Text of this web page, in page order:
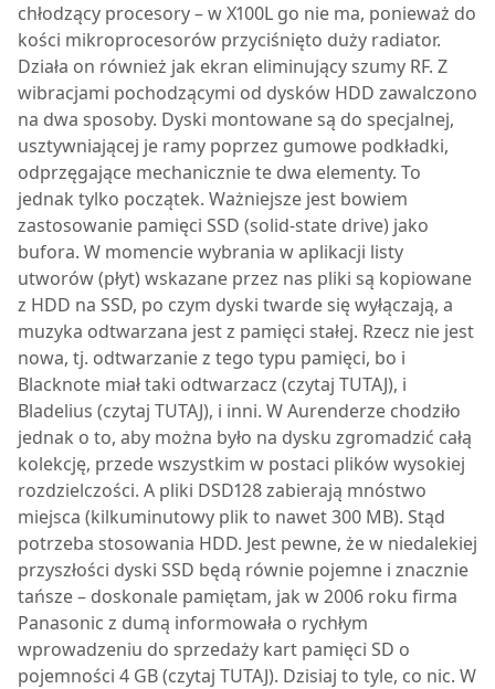
chłodzący procesory – w X100L go nie ma, ponieważ do
kości mikroprocesorów przyciśnięto duży radiator.
Działa on również jak ekran eliminujący szumy RF. Z
wibracjami pochodzącymi od dysków HDD zawalczono
na dwa sposoby. Dyski montowane są do specjalnej,
usztywniającej je ramy poprzez gumowe podkładki,
odprzęgające mechanicznie te dwa elementy. To
jednak tylko początek. Ważniejsze jest bowiem
zastosowanie pamięci SSD (solid-state drive) jako
bufora. W momencie wybrania w aplikacji listy
utworów (płyt) wskazane przez nas pliki są kopiowane
z HDD na SSD, po czym dyski twarde się wyłączają, a
muzyka odtwarzana jest z pamięci stałej. Rzecz nie jest
nowa, tj. odtwarzanie z tego typu pamięci, bo i
Blacknote miał taki odtwarzacz (czytaj TUTAJ), i
Bladelius (czytaj TUTAJ), i inni. W Aurenderze chodziło
jednak o to, aby można było na dysku zgromadzić całą
kolekcję, przede wszystkim w postaci plików wysokiej
rozdzielczości. A pliki DSD128 zabierają mnóstwo
miejsca (kilkuminutowy plik to nawet 300 MB). Stąd
potrzeba stosowania HDD. Jest pewne, że w niedalekiej
przyszłości dyski SSD będą równie pojemne i znacznie
tańsze – doskonale pamiętam, jak w 2006 roku firma
Panasonic z dumą informowała o rychłym
wprowadzeniu do sprzedaży kart pamięci SD o
pojemności 4 GB (czytaj TUTAJ). Dzisiaj to tyle, co nic. W